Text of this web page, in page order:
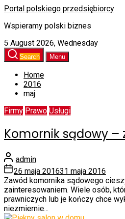
Portal polskiego przedsiębiorcy
Wspieramy polski biznes
5 August 2026, Wednesday
Search Menu
Home
2016
maj
Firmy Prawo Usługi
Komornik sądowy –
admin
26 maja 201631 maja 2016
Zawód komornika sądowego
zainteresowaniem. Wiele osób,
prawniczych lub je kończy chce
niezmiernie...